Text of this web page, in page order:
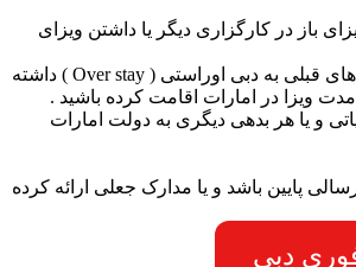
باز در کارگزاری دیگر یا داشتن ویزای
چنانچه در سفر های قبلی به دبی اوراستی ( Over stay ) داشته
ویزا در امارات اقامت کرده باشید .
و یا هر بدهی دیگری به دولت امارات
پایین باشد و یا مدارک جعلی ارائه کرده
دبی